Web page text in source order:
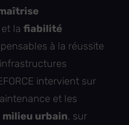
et la fiabilité
à la réussite
intervient sur
et les
milieu urbain, sur